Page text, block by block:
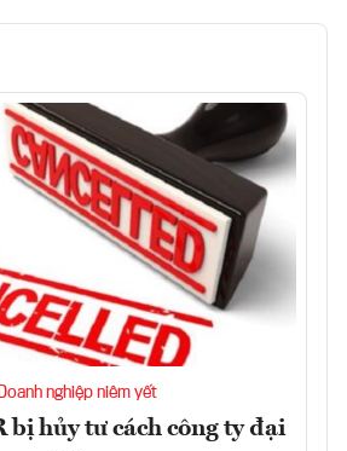
Doanh nghiệp niêm yết
bị hủy tư cách công ty đại